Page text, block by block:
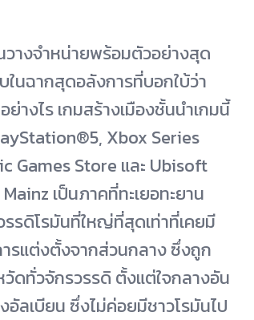
วางจำหน่ายพร้อมตัวอย่างสุด
ในฉากสุดอลังการที่บอกใบ้ว่า
างไร เกมสร้างเมืองชั้นนำเกมนี้
Xbox Series
Games Store และ Ubisoft
เป็นภาคที่ทะเยอทะยาน
รดิโรมันที่ใหญ่ที่สุดเท่าที่เคยมี
ารแต่งตั้งจากส่วนกลาง ซึ่งถูก
ดทั่วจักรวรรดิ ตั้งแต่ใจกลางอัน
ลเบียน ซึ่งไม่ค่อยมีชาวโรมันไป